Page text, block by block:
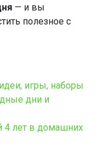
— и вы
полезное с
игры, наборы
дни и
4 лет в домашних